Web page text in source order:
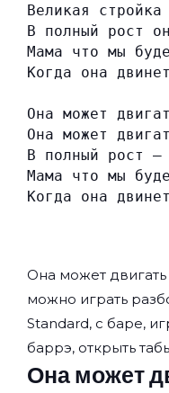
Великая
В полный рост
Мама что мы
Когда она
Она может
Она может
В полный рост
Мама что мы
Когда она
Она может
можно играть
Standard, с баре,
баррэ, открыть
Она может